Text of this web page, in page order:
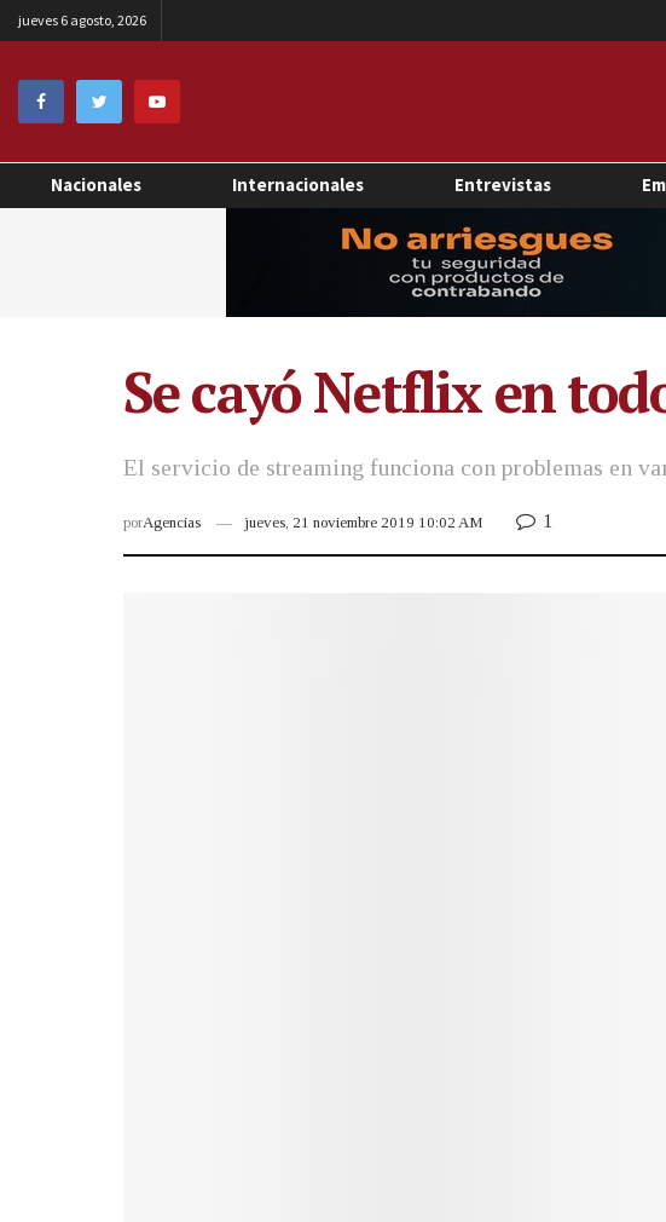
jueves 6 agosto, 2026
Nacionales Internacionales Entrevistas
Se cayó Netflix en
El servicio de streaming funciona con problemas en
porAgencias jueves, 21 noviembre 2019 10:02 AM 1